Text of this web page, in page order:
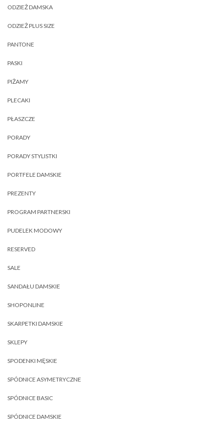
ODZIEŻ DAMSKA
ODZIEŻ PLUS SIZE
PANTONE
PASKI
PIŻAMY
PLECAKI
PŁASZCZE
PORADY
PORADY STYLISTKI
PORTFELE DAMSKIE
PREZENTY
PROGRAM PARTNERSKI
PUDELEK MODOWY
RESERVED
SALE
SANDAŁU DAMSKIE
SHOPONLINE
SKARPETKI DAMSKIE
SKLEPY
SPODENKI MĘSKIE
SPÓDNICE ASYMETRYCZNE
SPÓDNICE BASIC
SPÓDNICE DAMSKIE